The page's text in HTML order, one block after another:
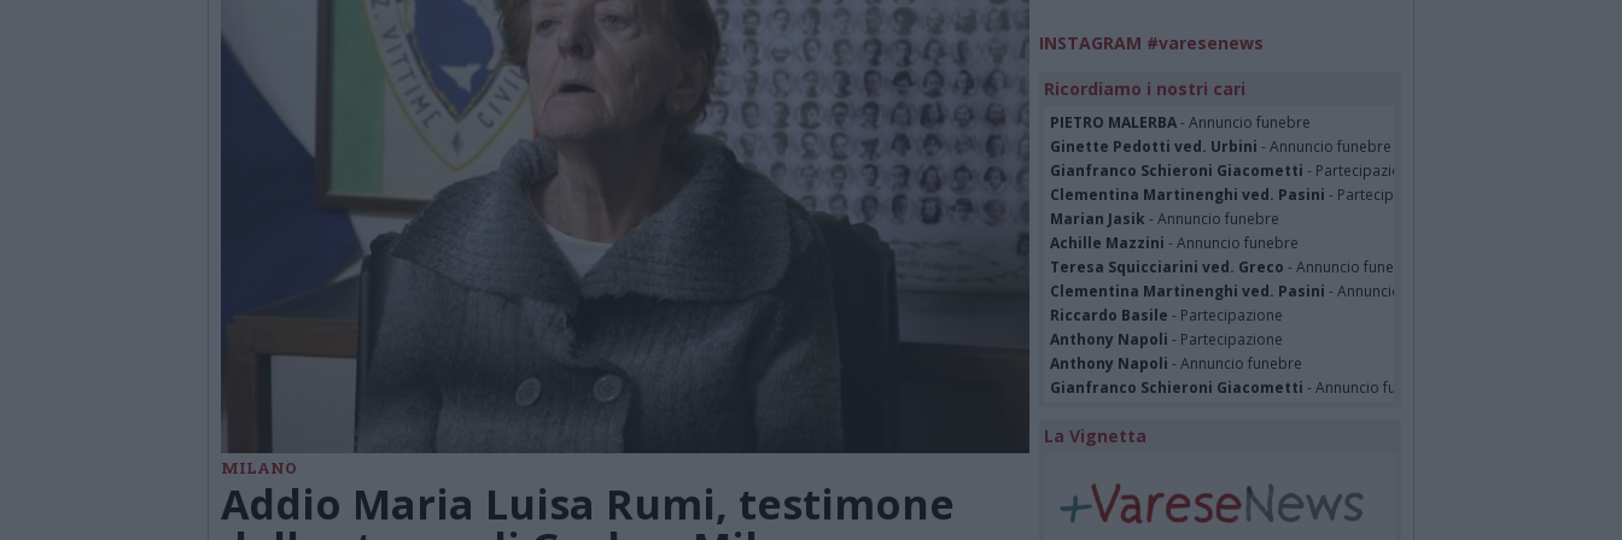
MILANO
Addio Maria Luisa Rumi, testimone
INSTAGRAM #varesenews
Ricordiamo i nostri cari
PIETRO MALERBA- Annuncio funebre
Ginette Pedotti ved. Urbini - Annuncio funebre
Gianfranco Schieroni Giacometti - Partecipazione
Clementina Martinenghi ved. Pasini - Partecipazione
Marian Jasik - Annuncio funebre
Achille Mazzini - Annuncio funebre
Teresa Squicciarini ved. Greco - Annuncio funebre
Clementina Martinenghi ved. Pasini - Annuncio funebre
Riccardo Basile - Partecipazione
Anthony Napoli - Partecipazione
Anthony Napoli - Annuncio funebre
Gianfranco Schieroni Giacometti - Annuncio funebre
La Vignetta